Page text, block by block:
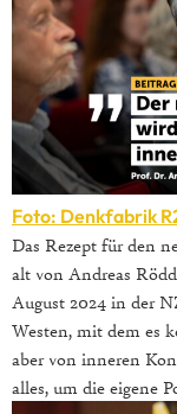
Foto: Denkfabrik
Das Rezept für den
alt von Andreas
August 2024 in der
Westen, mit dem es
aber von inneren
alles, um die eigene